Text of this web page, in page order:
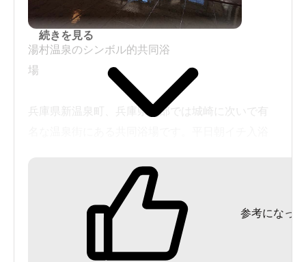
湯村温泉のシンボル的共同浴
場
兵庫県新温泉町、兵庫県北部では城崎に次いで有
入浴料金は、一般客は500円、過去口コミより値上
がりしている感じ。施設は大変綺麗です。また最
廉価品ではありますが、一応リンスインシャン
プーとボディソープがありました。
平日の朝とは言えども、さすがに有名な温泉地の
続きを見る
参考になった